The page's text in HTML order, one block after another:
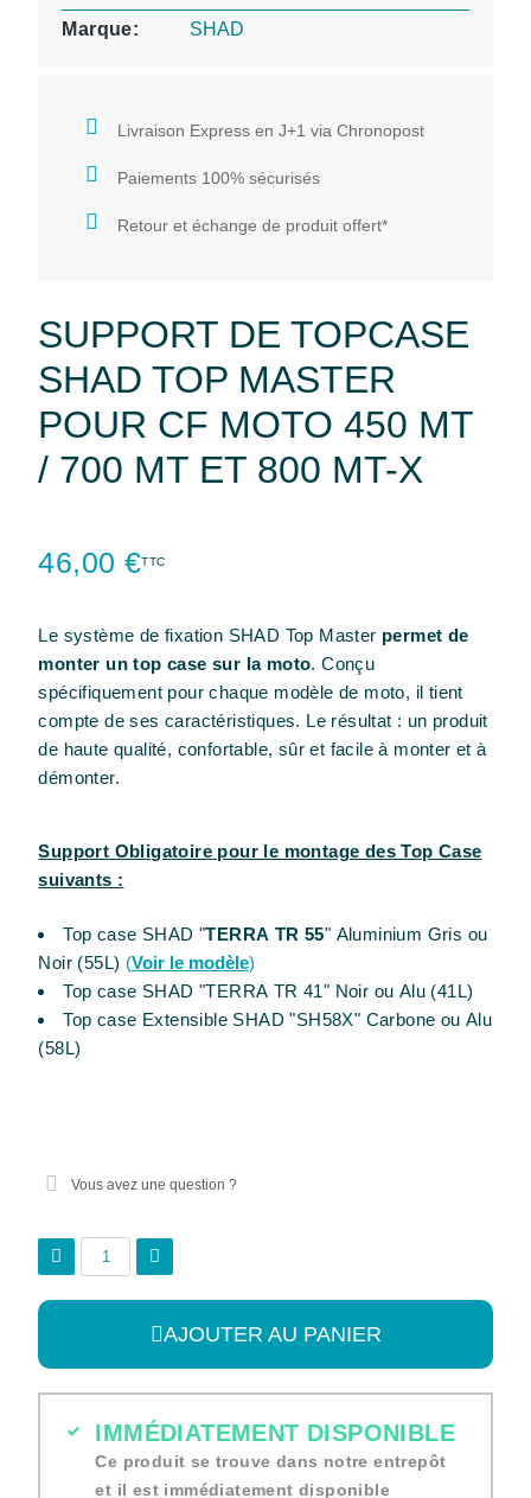
Marque
SHAD
Livraison Express en J+1 via Chronopost
Paiements 100% sécurisés
Retour et échange de produit offert*
SUPPORT DE TOPCASE
SHAD TOP MASTER
POUR CF MOTO 450 MT
/ 700 MT ET 800 MT-X
46,00 €TTC
Le système de fixation SHAD Top Master permet de
monter un top case sur la moto. Conçu
spécifiquement pour chaque modèle de moto, il tient
compte de ses caractéristiques. Le résultat : un produit
de haute qualité, confortable, sûr et facile à monter et à
démonter.
Support Obligatoire pour le montage des Top Case
suivants :
Top case SHAD "TERRA TR 55" Aluminium Gris ou
Noir (55L) (Voir le modèle)
Top case SHAD "TERRA TR 41" Noir ou Alu (41L)
Top case Extensible SHAD "SH58X" Carbone ou Alu
(58L)
Vous avez une question ?
AJOUTER AU PANIER
IMMÉDIATEMENT DISPONIBLE
Ce produit se trouve dans notre entrepôt
et il est immédiatement disponible